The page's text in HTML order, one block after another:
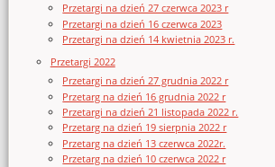
Przetargi na dzień 27 czerwca 2023 r
Przetargi na dzień 16 czerwca 2023
Przetargi na dzień 14 kwietnia 2023 r.
Przetargi 2022
Przetargi na dzień 27 grudnia 2022 r
Przetarg na dzień 16 grudnia 2022 r
Przetargi na dzień 21 listopada 2022 r.
Przetarg na dzień 19 sierpnia 2022 r
Przetarg na dzień 13 czerwca 2022r.
Przetarg na dzień 10 czerwca 2022 r